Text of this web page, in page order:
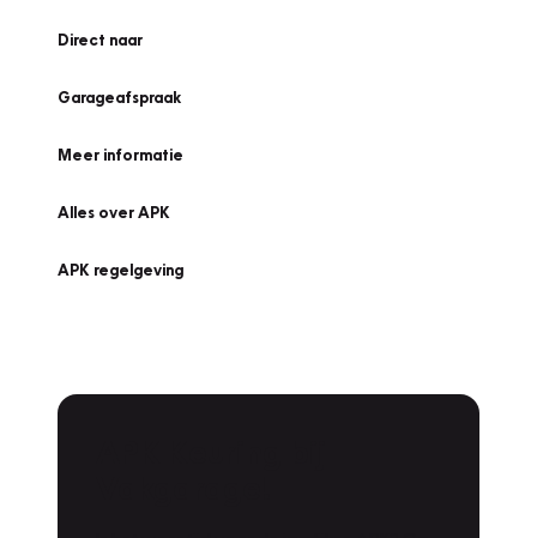
Direct naar
Garageafspraak
Meer informatie
Alles over APK
APK regelgeving